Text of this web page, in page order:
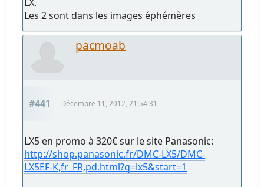
LX.
Les 2 sont dans les images éphémères
pacmoab
#441 Décembre 11, 2012, 21:54:31
LX5 en promo à 320€ sur le site Panasonic:
http://shop.panasonic.fr/DMC-LX5/DMC-
LX5EF-K,fr_FR,pd.html?q=lx5&start=1